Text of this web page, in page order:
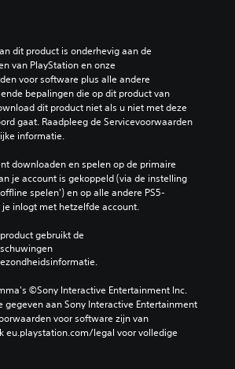
dit product is onderhevig aan de
van PlayStation en onze
voor software plus alle andere
bepalingen die op dit product van
dit product niet als u niet met deze
gaat. Raadpleeg de Servicevoorwaarden
informatie.
downloaden en spelen op de primaire
je account is gekoppeld (via de instelling
spelen') en op alle andere PS5-
inlogt met hetzelfde account.
gebruikt de
©Sony Interactive Entertainment Inc.
gegeven aan Sony Interactive Entertainment
voor software zijn van
eu.playstation.com/legal voor volledige